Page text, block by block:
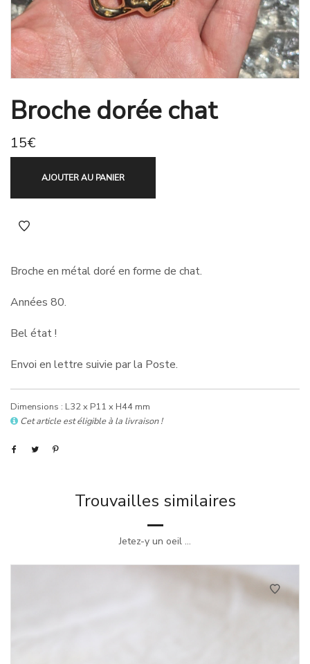
Broche dorée chat
15€
AJOUTER AU PANIER
Broche en métal doré en forme de chat.
Années 80.
Bel état !
Envoi en lettre suivie par la Poste.
Dimensions : L32 x P11 x H44 mm
Cet article est éligible à la livraison !
Trouvailles similaires
Jetez-y un oeil ...